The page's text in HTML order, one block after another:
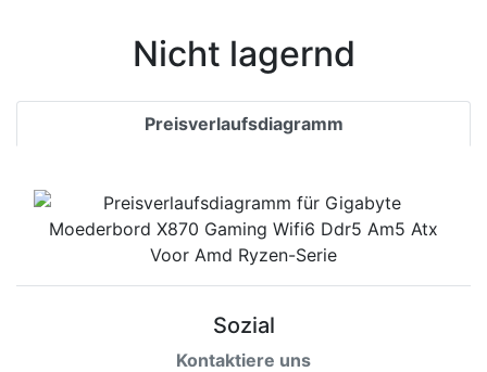
Nicht lagernd
Preisverlaufsdiagramm
Sozial
Kontaktiere uns